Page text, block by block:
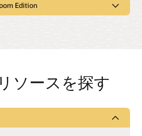
ポートを通じて調査結果を共有し、決
の無料トライアル
ための完全なパッケー
ル化
でわかりやすい不確実性のモデリン
重要なメトリックに内在するリスク
Edition
ョンに最適化を加えたCrystal Ballの
Ball Decision Optimizerが含ま
ョンが提供されています。
ソースを探す